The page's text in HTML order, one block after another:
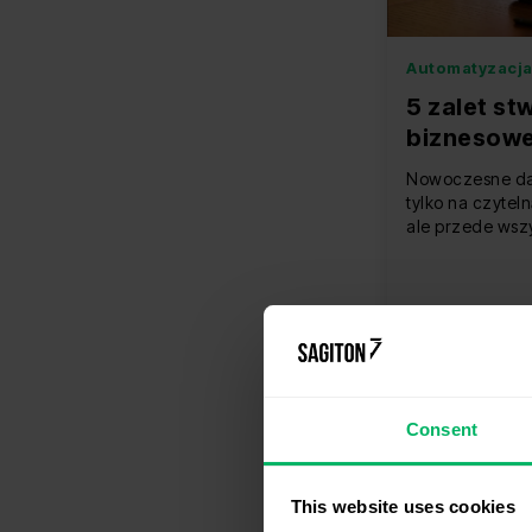
Consent
This website uses cookies
5 zalet
lub
Nowoczesne
tylko na
ale przede